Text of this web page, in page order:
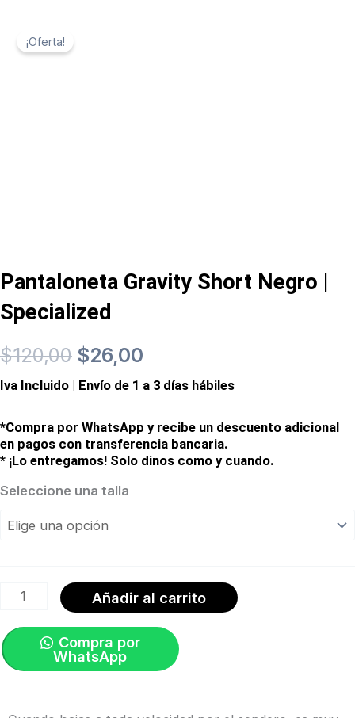
¡Oferta!
Pantaloneta Gravity Short Negro |
Specialized
$120,00 El
precio
original
era:
$120,00.
$26,00
precio
actual
es:
Iva Incluido | Envío de 1 a 3 días hábiles
*Compra por WhatsApp y recibe un descuento adicional
en pagos con transferencia bancaria.
* ¡Lo entregamos! Solo dinos como y cuando.
Seleccione una talla
Pantaloneta
Short
Specialized
cantidad
Añadir al carrito
Compra por
WhatsApp